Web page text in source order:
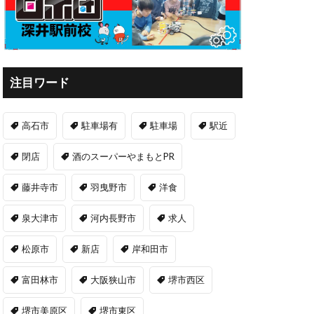
注目ワード
高石市 駐車場有 駐車場 駅近
閉店 酒のスーパーやまもとPR
藤井寺市 羽曳野市 洋食
泉大津市 河内長野市 求人
松原市 新店 岸和田市
富田林市 大阪狭山市 堺市西区
堺市美原区 堺市東区